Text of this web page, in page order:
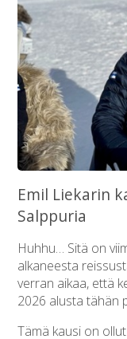
Emil Liekarin
Salppuria
Huhhu… Sitä on
alkaneesta
verran aikaa, että
2026 alusta tähän
Tämä kausi on